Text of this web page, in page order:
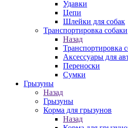
Удавки
Цепи
Шлейки для собак
Транспортировка собаки
Назад
Транспортировка
Аксессуары для
Переноски
Сумки
Грызуны
Назад
Грызуны
Корма для грызунов
Назад